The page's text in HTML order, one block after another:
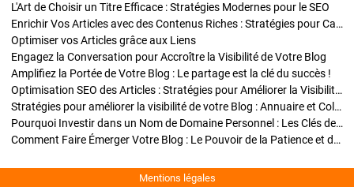
L'Art de Choisir un Titre Efficace : Stratégies Modernes pour le SEO
Enrichir Vos Articles avec des Contenus Riches : Stratégies pour Captiver et Optimiser
Optimiser vos Articles grâce aux Liens
Engagez la Conversation pour Accroître la Visibilité de Votre Blog
Amplifiez la Portée de Votre Blog : Le partage est la clé du succès !
Optimisation SEO des Articles : Stratégies pour Améliorer la Visibilité de Votre Blog
Stratégies pour améliorer la visibilité de votre Blog : Annuaire et Collaborations
Pourquoi Investir dans un Nom de Domaine Personnel : Les Clés de la Réussite de Votre Blog
Comment Faire Émerger Votre Blog : Le Pouvoir de la Patience et de la Persévérance
Mentions légales